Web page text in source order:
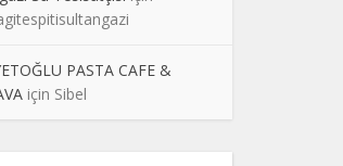
PASTA CAFE &
için Sibel